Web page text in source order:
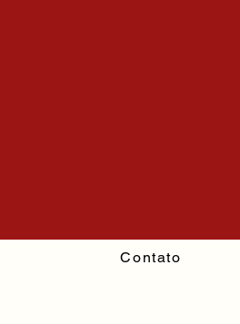
Contato